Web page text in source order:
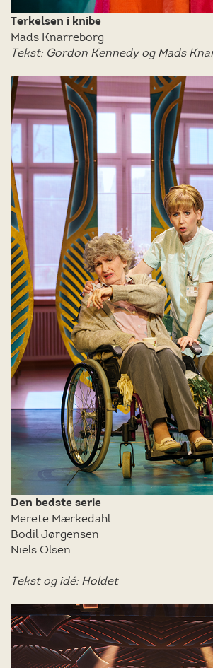
Terkelsen i knibe
Mads Knarreborg
Tekst: Gordon Kennedy og Mads
Den bedste serie
Merete Mærkedahl
Bodil Jørgensen
Niels Olsen
Tekst og idé: Holdet